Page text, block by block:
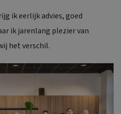
ik eerlijk advies, goed
ik jarenlang plezier van
het verschil.